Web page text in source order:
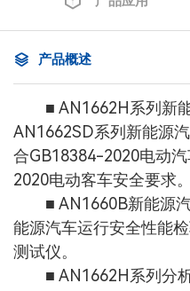
产品概述
■ AN1662H系列新能
AN1662SD系列新能源
合GB18384-2020电动
2020电动客车安全要求。
■ AN1660B新能源汽
能源汽车运行安全性能
测试仪。
■ AN1662H系列分